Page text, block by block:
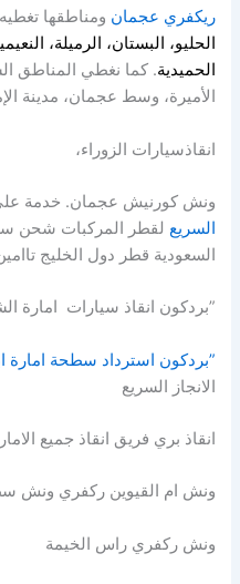
ريكفري عجمان ومناطقها
الحليو، البستان، الرميلة،
الحميدية. كما نغطي المناطق
الأميرة، وسط عجمان، مدينة
انقاذسيارات الزوراء،
ونش كورنيش عجمان. خدمة
السريع لقطر المركبات شحن
السعودية قطر دول الخليج
”بردكون انقاذ سيارات امارة الشارقة 24/7 – انقاذ
”بردكون استرداد سطحة امارة ابوظبي 24/7 –
الانجاز السريع
انقاذ بري فريق انقاذ جميع
ونش ام القيوين ركفري ونش
ونش ركفري راس الخيمة